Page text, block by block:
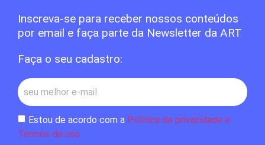
Inscreva-se para receber nossos conteúdos
por email e faça parte da Newsletter da ART
Faça o seu cadastro:
Estou de acordo com a Política de privacidade e
Termos de uso